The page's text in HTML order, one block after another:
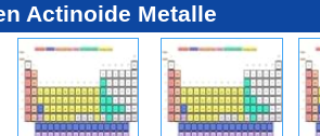
Actinoide Metalle